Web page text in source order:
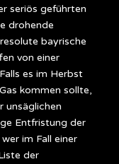
seriös geführten
drohende
bayrische
von einer
es im Herbst
kommen sollte,
unsäglichen
Entfristung der
im Fall einer
der